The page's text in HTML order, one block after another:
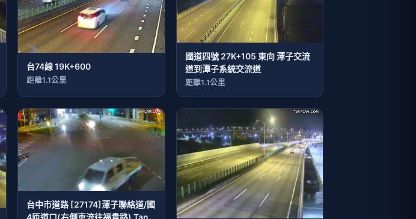
台74線 19K+600
距離1.1公里
國道四號 27K+105 東向 潭子交流
道到潭子系統交流道
距離1.1公里
台中市道路 [27174]潭子聯絡道/國
4匝道口(右側車流往福貴路) Tanzi